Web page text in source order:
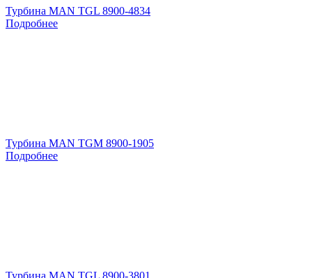
Турбина MAN TGL 8900-4834
Подробнее
Турбина MAN TGM 8900-1905
Подробнее
Турбина MAN TGL 8900-3801